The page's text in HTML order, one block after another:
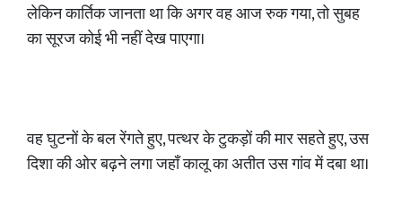
लेकिन कार्तिक जानता था कि अगर वह आज रुक गया, तो सुबह
का सूरज कोई भी नहीं देख पाएगा।
वह घुटनों के बल रेंगते हुए, पत्थर के टुकड़ों की मार सहते हुए, उस
दिशा की ओर बढ़ने लगा जहाँ कालू का अतीत उस गांव में दबा था।